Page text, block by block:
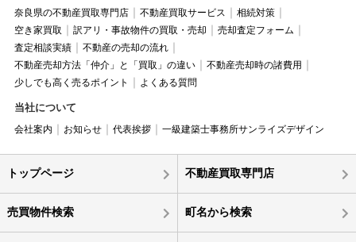
奈良県の不動産買取専門店 不動産買取サービス
相続対策
空き家買取
訳アリ・事故物件の買取・売却
売却査定フォーム
査定相談実績
不動産の売却の流れ
不動産売却方法「仲介」と「買取」の違い
不動産売却時の諸費用
少しでも高く売るポイント
よくある質問
当社について
会社案内 お知らせ 代表挨拶 一級建築士事務所サンライズデザイン
トップページ 不動産買取専門店
売買物件検索 町名から検索